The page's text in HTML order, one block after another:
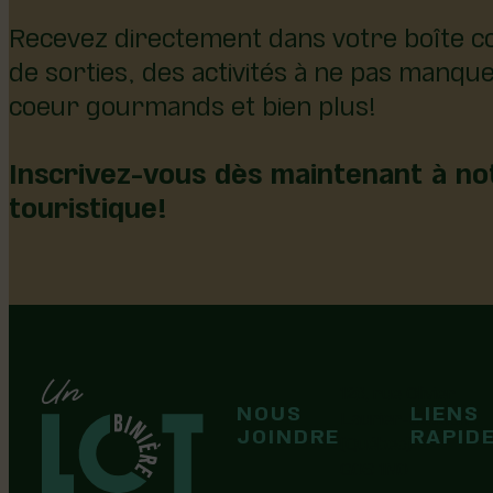
Recevez directement dans votre boîte
de sorties, des activités à ne pas
coeur gourmands et bien plus!
Inscrivez-vous dès maintenant à
touristique!
NOUS
JOINDRE
Laurier-Station
(Québec)
LIENS